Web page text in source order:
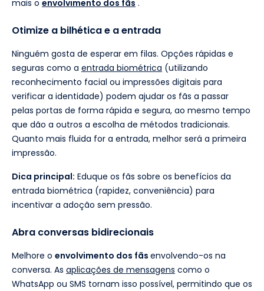
mais o envolvimento dos fãs .
Otimize a bilhética e a entrada
Ninguém gosta de esperar em filas. Opções rápidas e
seguras como a entrada biométrica (utilizando
reconhecimento facial ou impressões digitais para
verificar a identidade) podem ajudar os fãs a passar
pelas portas de forma rápida e segura, ao mesmo tempo
que dão a outros a escolha de métodos tradicionais.
Quanto mais fluida for a entrada, melhor será a primeira
impressão.
Dica principal: Eduque os fãs sobre os benefícios da
entrada biométrica (rapidez, conveniência) para
incentivar a adoção sem pressão.
Abra conversas bidirecionais
Melhore o envolvimento dos fãs envolvendo-os na
conversa. As aplicações de mensagens como o
WhatsApp ou SMS tornam isso possível, permitindo que os